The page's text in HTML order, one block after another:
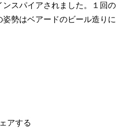
スパイアされました。１回の
勢はベアードのビール造りに
アする